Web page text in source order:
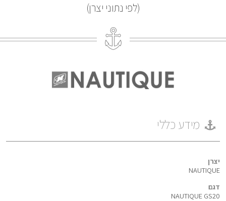
(לפי נתוני יצרן)
מידע כללי
יצרן
NAUTIQUE
דגם
NAUTIQUE GS20